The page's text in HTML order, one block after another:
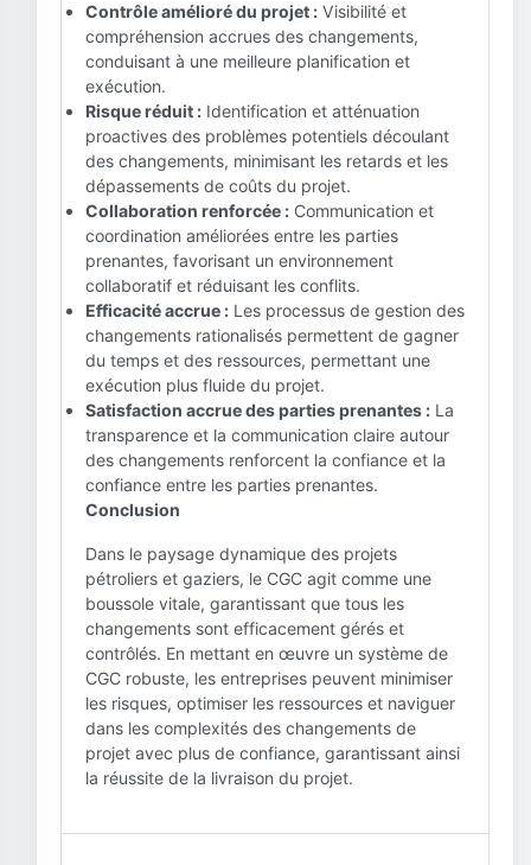
Contrôle amélioré du projet : Visibilité et
compréhension accrues des changements,
conduisant à une meilleure planification et
exécution.
Risque réduit : Identification et atténuation
proactives des problèmes potentiels découlant
des changements, minimisant les retards et les
dépassements de coûts du projet.
Collaboration renforcée : Communication et
coordination améliorées entre les parties
prenantes, favorisant un environnement
collaboratif et réduisant les conflits.
Efficacité accrue : Les processus de gestion des
changements rationalisés permettent de gagner
du temps et des ressources, permettant une
exécution plus fluide du projet.
Satisfaction accrue des parties prenantes : La
transparence et la communication claire autour
des changements renforcent la confiance et la
confiance entre les parties prenantes.
Conclusion
Dans le paysage dynamique des projets
pétroliers et gaziers, le CGC agit comme une
boussole vitale, garantissant que tous les
changements sont efficacement gérés et
contrôlés. En mettant en œuvre un système de
CGC robuste, les entreprises peuvent minimiser
les risques, optimiser les ressources et naviguer
dans les complexités des changements de
projet avec plus de confiance, garantissant ainsi
la réussite de la livraison du projet.